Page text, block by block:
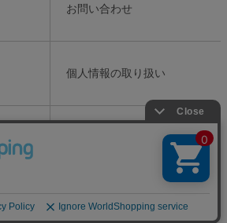
お問い合わせ
個人情報の取り扱い
Cosmetics Ins. All Rights Reserved.